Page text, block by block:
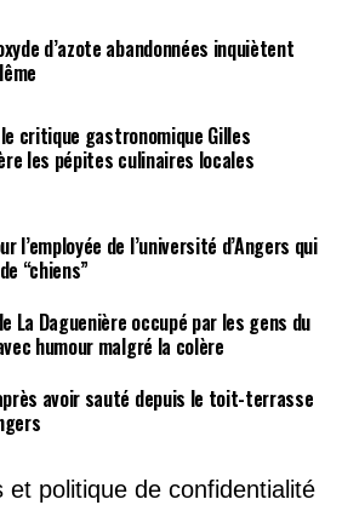
d’azote abandonnées inquiètent
critique gastronomique Gilles
les pépites culinaires locales
l’employée de l’université d’Angers qui
“chiens”
La Daguenière occupé par les gens du
humour malgré la colère
avoir sauté depuis le toit-terrasse
et politique de confidentialité